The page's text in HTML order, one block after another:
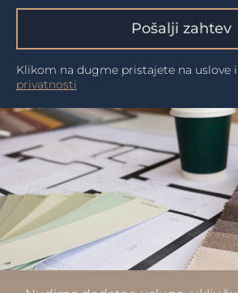
Pošalji zahtev
Klikom na dugme pristajete na uslove
privatnosti